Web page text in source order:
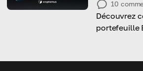
10
Découvrez
portefeuille
quelques